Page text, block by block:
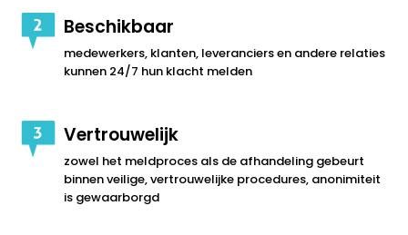
Beschikbaar
medewerkers, klanten, leveranciers en andere relaties
kunnen 24/7 hun klacht melden
Vertrouwelijk
zowel het meldproces als de afhandeling gebeurt
binnen veilige, vertrouwelijke procedures, anonimiteit
is gewaarborgd